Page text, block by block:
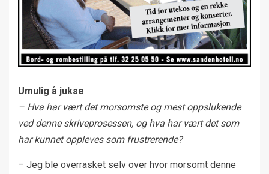
Umulig å jukse
– Hva har vært det morsomste og mest oppslukende
ved denne skriveprosessen, og hva har vært det som
har kunnet oppleves som frustrerende?
– Jeg ble overrasket selv over hvor morsomt denne